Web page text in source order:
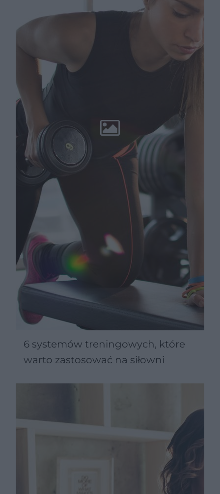
6 systemów treningowych, które
warto zastosować na siłowni